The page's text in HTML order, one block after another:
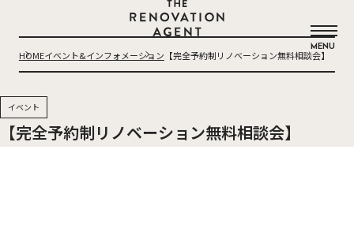
THE RENOVATION AGENT
MENU
HOMEイベント&インフォメーション 【完全予約制リノベーション無料相談会】
【完全予約制リノベーション無料相談会】
イベント